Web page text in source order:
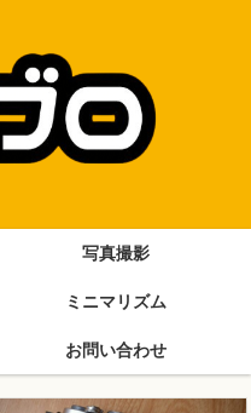
写真撮影
ミニマリズム
お問い合わせ